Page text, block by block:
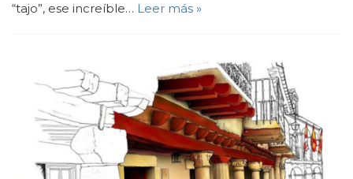
“tajo”, ese increíble… Leer más »